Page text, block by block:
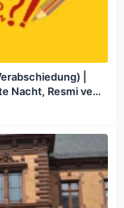
|
Nacht, Resmi ve